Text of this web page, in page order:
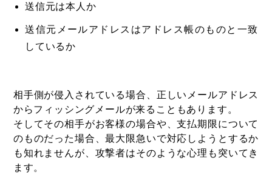
送信元は本人か
送信元メールアドレスはアドレス帳のものと一致
しているか
相手側が侵入されている場合、正しいメールアドレス
からフィッシングメールが来ることもあります。
そしてその相手がお客様の場合や、支払期限について
のものだった場合、最大限急いで対応しようとするか
も知れませんが、攻撃者はそのような心理も突いてき
ます。